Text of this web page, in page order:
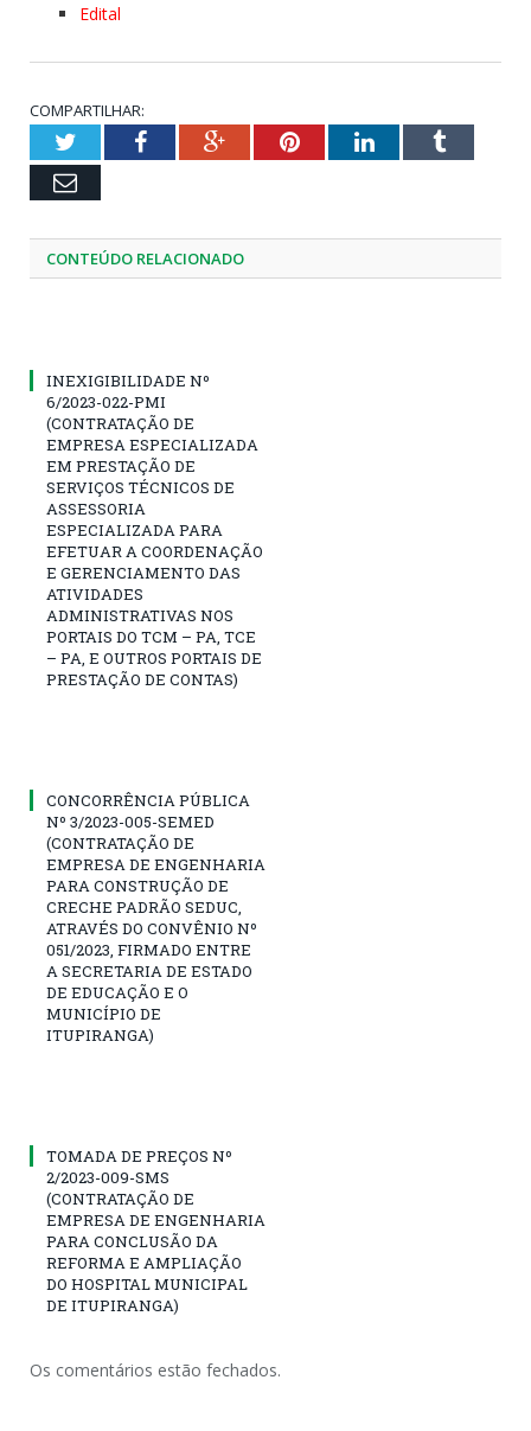
Edital
COMPARTILHAR:
TwitterFacebookGoogle+PinterestLinkedInTumblr
Email
CONTEÚDO RELACIONADO
INEXIGIBILIDADE Nº
6/2023-022-PMI
(CONTRATAÇÃO DE
EMPRESA ESPECIALIZADA
EM PRESTAÇÃO DE
SERVIÇOS TÉCNICOS DE
ASSESSORIA
ESPECIALIZADA PARA
EFETUAR A COORDENAÇÃO
E GERENCIAMENTO DAS
ATIVIDADES
ADMINISTRATIVAS NOS
PORTAIS DO TCM – PA, TCE
– PA, E OUTROS PORTAIS DE
PRESTAÇÃO DE CONTAS)
CONCORRÊNCIA PÚBLICA
Nº 3/2023-005-SEMED
(CONTRATAÇÃO DE
EMPRESA DE ENGENHARIA
PARA CONSTRUÇÃO DE
CRECHE PADRÃO SEDUC,
ATRAVÉS DO CONVÊNIO Nº
051/2023, FIRMADO ENTRE
A SECRETARIA DE ESTADO
DE EDUCAÇÃO E O
MUNICÍPIO DE
ITUPIRANGA)
TOMADA DE PREÇOS Nº
2/2023-009-SMS
(CONTRATAÇÃO DE
EMPRESA DE ENGENHARIA
PARA CONCLUSÃO DA
REFORMA E AMPLIAÇÃO
DO HOSPITAL MUNICIPAL
DE ITUPIRANGA)
Os comentários estão fechados.